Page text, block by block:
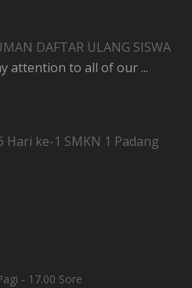
DAFTAR ULANG SISWA
attention to all of our ...
Hari ke-1 SMKN 1 Padang
- 17.00 Sore